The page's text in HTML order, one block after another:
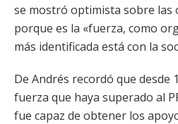
se mostró optimista sobre las
porque es la «fuerza, como
más identificada está con la
De Andrés recordó que desde
fuerza que haya superado al
fue capaz de obtener los